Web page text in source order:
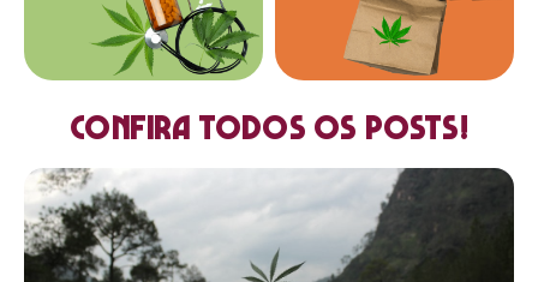
Confira todos os posts!